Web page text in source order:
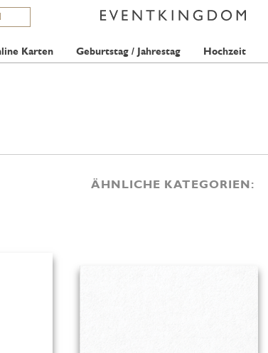
Karten Geburtstag / Jahrestag Hochzeit
ÄHNLICHE KATEGORIEN: